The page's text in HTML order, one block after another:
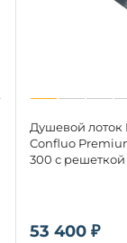
53 400 ₽
Душевой лоток
Confluo
300 с решеткой